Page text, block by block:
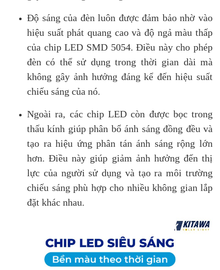
Độ sáng của đèn luôn được đảm bảo nhờ vào
hiệu suất phát quang cao và độ ngả màu thấp
của chip LED SMD 5054. Điều này cho phép
đèn có thể sử dụng trong thời gian dài mà
không gây ảnh hưởng đáng kể đến hiệu suất
chiếu sáng của nó.
Ngoài ra, các chip LED còn được bọc trong
thấu kính giúp phân bổ ánh sáng đồng đều và
tạo ra hiệu ứng phân tán ánh sáng rộng lớn
hơn. Điều này giúp giảm ảnh hưởng đến thị
lực của người sử dụng và tạo ra môi trường
chiếu sáng phù hợp cho nhiều không gian lắp
đặt khác nhau.